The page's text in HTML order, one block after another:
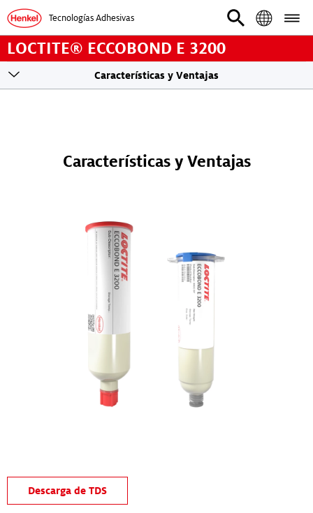
Tecnologías Adhesivas
LOCTITE® ECCOBOND E 3200
Características y Ventajas
Características y Ventajas
Descarga de TDS